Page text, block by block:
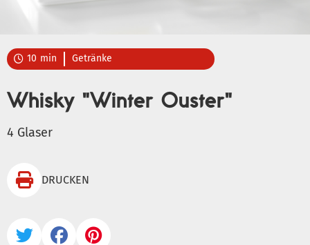
 10 min Getränke
Whisky "Winter Ouster"
4 Glaser
 DRUCKEN
  